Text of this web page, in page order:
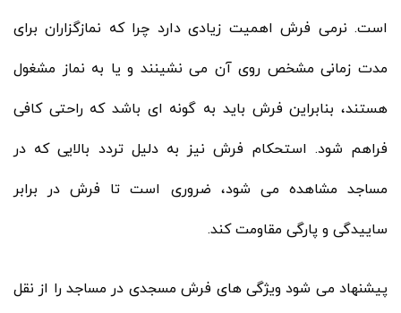
است. نرمی فرش اهمیت زیادی دارد چرا که نمازگزاران برای
مدت زمانی مشخص روی آن می نشینند و یا به نماز مشغول
هستند، بنابراین فرش باید به گونه ای باشد که راحتی کافی
فراهم شود. استحکام فرش نیز به دلیل تردد بالایی که در
مساجد مشاهده می شود، ضروری است تا فرش در برابر
ساییدگی و پارگی مقاومت کند.
پیشنهاد می شود ویژگی های فرش مسجدی در مساجد را از نقل